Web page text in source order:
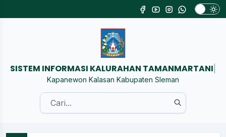
SISTEM INFORMASI KALURAHAN TAMANMARTAN|
Kapanewon Kalasan Kabupaten Sleman